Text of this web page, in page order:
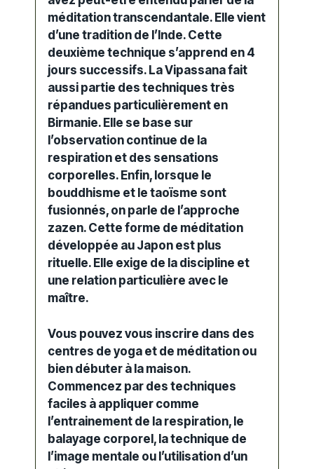
méditationtranscendantale. Elle vient
d’une tradition de l’Inde. Cette
deuxième technique s’apprend en 4
jours successifs. La Vipassana fait
aussi partie des techniques très
répandues particulièrement en
Birmanie. Elle se base sur
l’observation continue de la
respiration et des sensations
corporelles. Enfin, lorsque le
bouddhisme et le taoïsme sont
fusionnés, on parle de l’approche
zazen. Cette forme de méditation
développée au Japon est plus
rituelle. Elle exige de la discipline et
une relation particulière avec le
maître.
Vous pouvez vous inscrire dans des
centres deyoga et de méditation ou
bien débuter à la maison.
Commencez par des techniques
faciles à appliquer comme
l’entrainement de la respiration, le
balayage corporel, la technique de
l’image mentale ou l’utilisation d’un